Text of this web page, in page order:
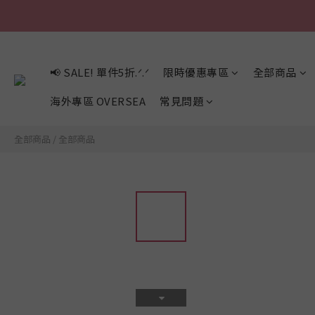
📢 SALE! 單件5折.ᐟ.ᐟ 限時優惠專區
全部商品
海外專區 OVERSEA
常見問題
全部商品 / 全部商品